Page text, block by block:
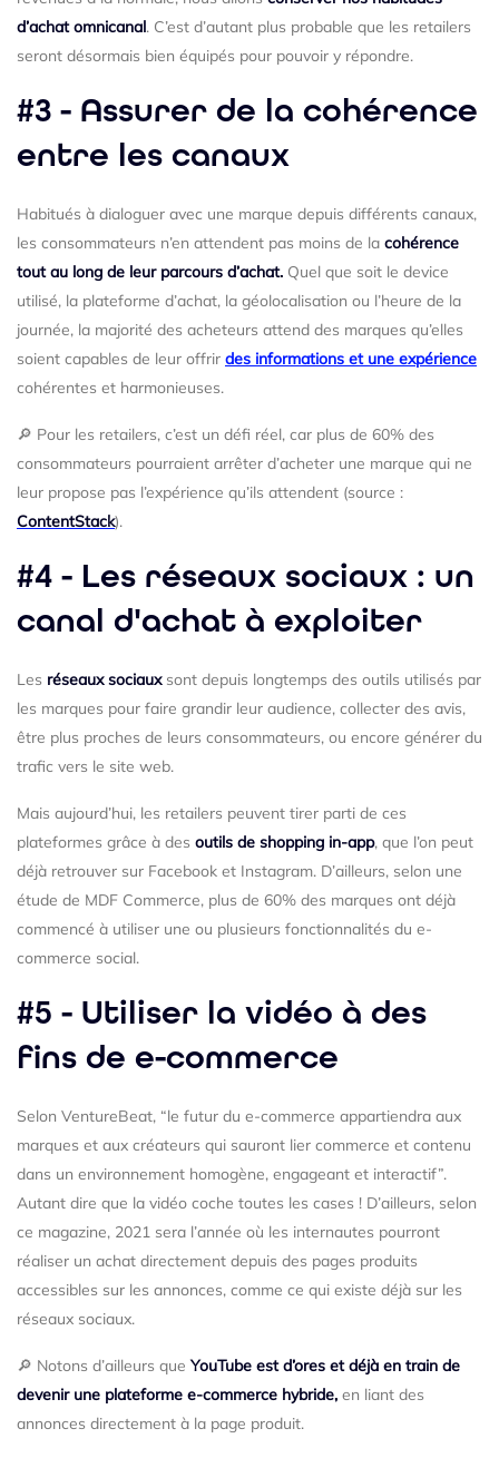
d’achat omnicanal. C’est d’autant plus probable que les retailers
seront désormais bien équipés pour pouvoir y répondre.
#3 - Assurer de la cohérence
entre les canaux
Habitués à dialoguer avec une marque depuis différents canaux,
les consommateurs n’en attendent pas moins de la cohérence
tout au long de leur parcours d’achat. Quel que soit le device
utilisé, la plateforme d’achat, la géolocalisation ou l’heure de la
journée, la majorité des acheteurs attend des marques qu’elles
soient capables de leur offrir des informations et une expérience
cohérentes et harmonieuses.
🔎 Pour les retailers, c’est un défi réel, car plus de 60% des
consommateurs pourraient arrêter d’acheter une marque qui ne
leur propose pas l’expérience qu’ils attendent (source :
ContentStack).
#4 - Les réseaux sociaux : un
canal d'achat à exploiter
Les réseaux sociauxsont depuis longtemps des outils utilisés par
les marques pour faire grandir leur audience, collecter des avis,
être plus proches de leurs consommateurs, ou encore générer du
trafic vers le site web.
Mais aujourd’hui, les retailers peuvent tirer parti de ces
plateformes grâce à des outils de shopping in-app, que l’on peut
déjà retrouver sur Facebook et Instagram. D’ailleurs, selon une
étude de MDF Commerce, plus de 60% des marques ont déjà
commencé à utiliser une ou plusieurs fonctionnalités du e-
commerce social.
#5 - Utiliser la vidéo à des
fins de e-commerce
Selon VentureBeat, “le futur du e-commerce appartiendra aux
marques et aux créateurs qui sauront lier commerce et contenu
dans un environnement homogène, engageant et interactif”.
Autant dire que la vidéo coche toutes les cases ! D’ailleurs, selon
ce magazine, 2021 sera l’année où les internautes pourront
réaliser un achat directement depuis des pages produits
accessibles sur les annonces, comme ce qui existe déjà sur les
réseaux sociaux.
🔎 Notons d’ailleurs que YouTube est d’ores et déjà en train de
devenir une plateforme e-commerce hybride, en liant des
annonces directement à la page produit.